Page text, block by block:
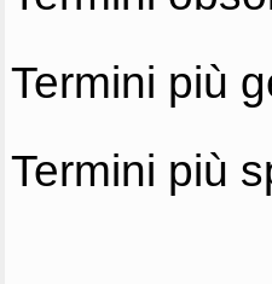
Termini più
Termini più